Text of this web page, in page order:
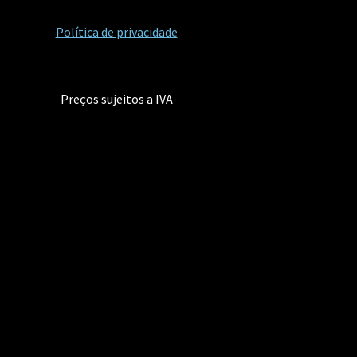
Política de privacidade
Preços sujeitos a IVA